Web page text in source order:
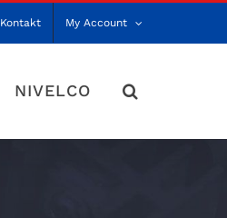
Kontakt My Account
NIVELCO